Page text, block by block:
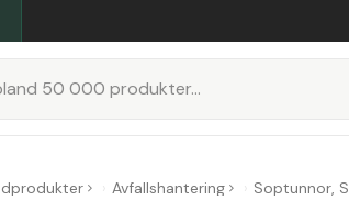
Avfallshantering